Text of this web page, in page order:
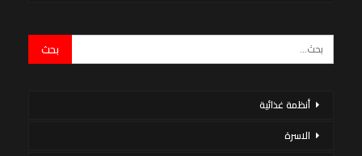
أنظمة غذائية
الاسرة